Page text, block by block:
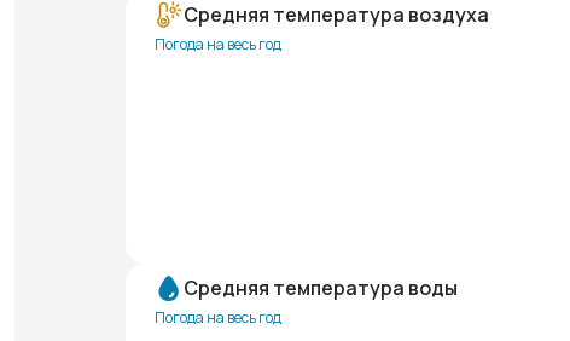
Средняя температура воздуха
Погода на весь год
Средняя температура воды
Погода на весь год